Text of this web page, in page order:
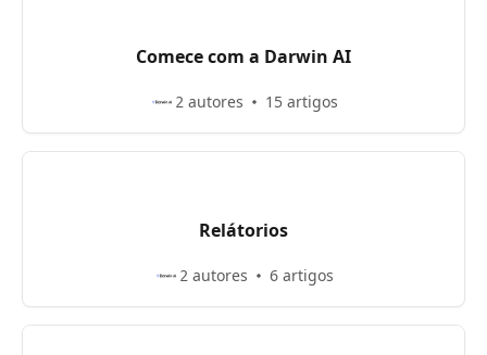
Comece com a Darwin AI
2 autores 15 artigos
Relátorios
2 autores 6 artigos